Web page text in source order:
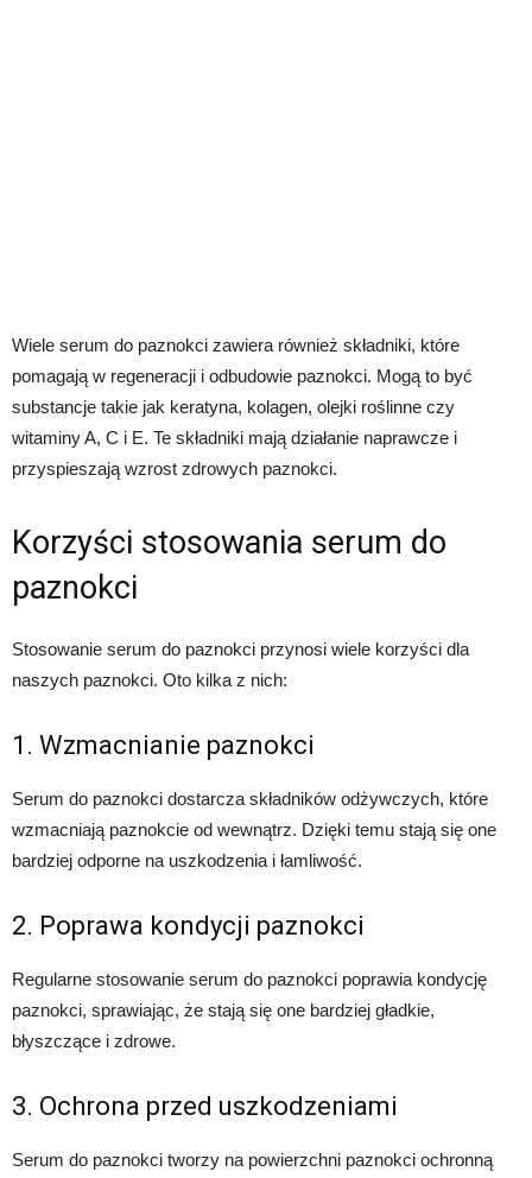
Wiele serum do paznokci zawiera również składniki, które
pomagają w regeneracji i odbudowie paznokci. Mogą to być
substancje takie jak keratyna, kolagen, olejki roślinne czy
witaminy A, C i E. Te składniki mają działanie naprawcze i
przyspieszają wzrost zdrowych paznokci.
Korzyści stosowania serum do
paznokci
Stosowanie serum do paznokci przynosi wiele korzyści dla
naszych paznokci. Oto kilka z nich:
1. Wzmacnianie paznokci
Serum do paznokci dostarcza składników odżywczych, które
wzmacniają paznokcie od wewnątrz. Dzięki temu stają się one
bardziej odporne na uszkodzenia i łamliwość.
2. Poprawa kondycji paznokci
Regularne stosowanie serum do paznokci poprawia kondycję
paznokci, sprawiając, że stają się one bardziej gładkie,
błyszczące i zdrowe.
3. Ochrona przed uszkodzeniami
Serum do paznokci tworzy na powierzchni paznokci ochronną